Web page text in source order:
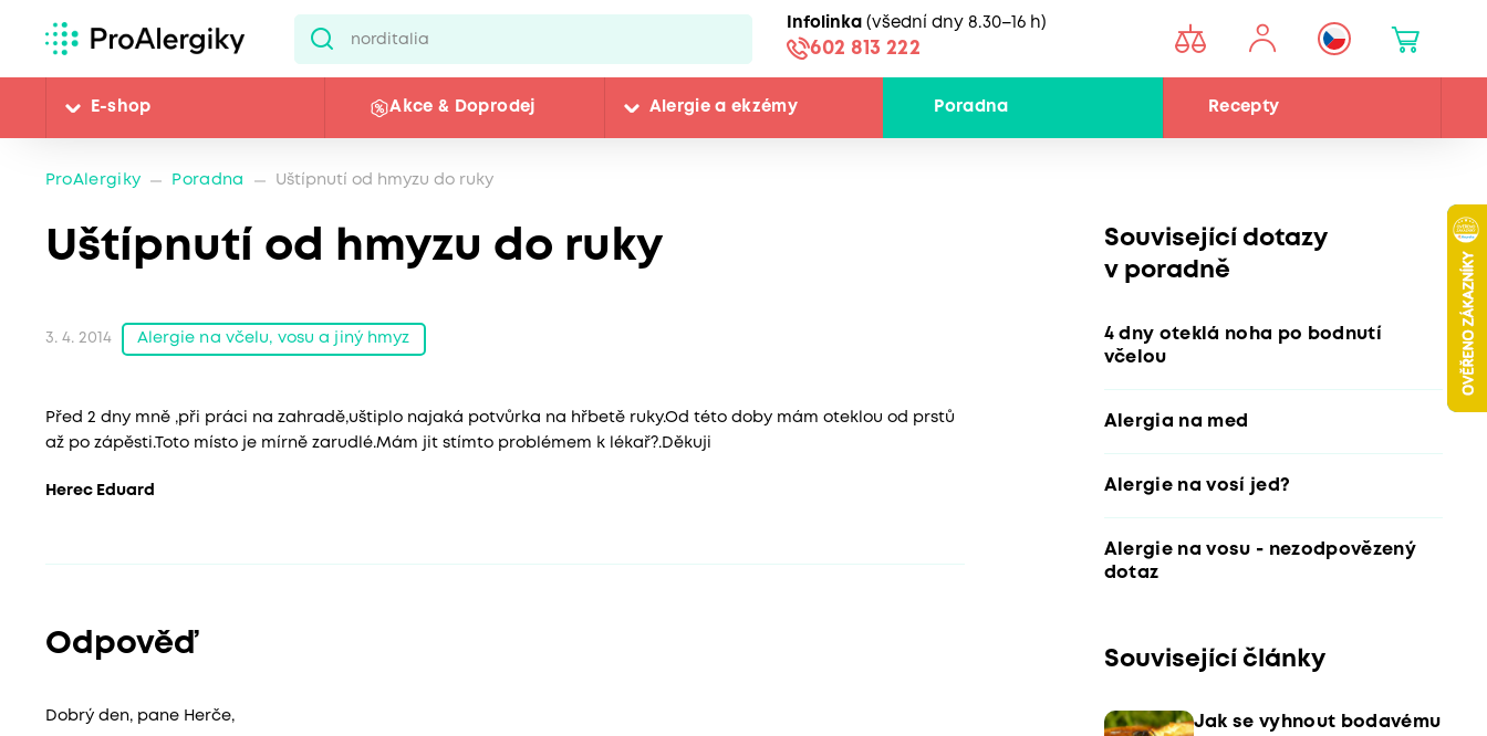
Infolinka (všední dny 8.30–16 h)
602 813 222
E-shop Akce & Doprodej Alergie a ekzémy Poradna Recepty
ProAlergiky Poradna Uštípnutí od hmyzu do ruky
Uštípnutí od hmyzu do ruky
3. 4. 2014 Alergie na včelu, vosu a jiný hmyz
Před 2 dny mně ,při práci na zahradě,uštiplo najaká potvůrka na hřbetě ruky.Od této doby mám oteklou od prstů
až po zápěsti.Toto místo je mírně zarudlé.Mám jit stímto problémem k lékař?.Děkuji
Herec Eduard
Odpověď
Dobrý den, pane Herče,
Související dotazy
v poradně
4 dny oteklá noha po bodnutí
včelou
Alergia na med
Alergie na vosí jed?
Alergie na vosu - nezodpovězený
dotaz
Související články
Jak se vyhnout bodavému